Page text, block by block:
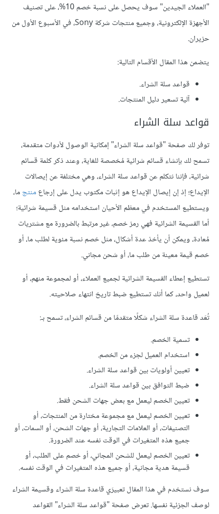
"العملاء الجيدين" سوف يحصل على نسبة خصم 10%، على تصنيف
الأجهزة الإلكترونية، وجميع منتجات شركة Sony، في الأسبوع الأول من
حزيران.
يتضمن هذا المقال الأقسام التالية:
قواعد سلة الشراء.
آلية تسعير دليل المنتجات.
قواعد سلة الشراء
توفر لك صفحة "قواعد سلة الشراء" إمكانية الوصول لأدوات متقدمة،
تسمح لك بإنشاء قسائم شرائية مُخصصة للغاية، وعند ذكر كلمة قسائم
شرائية، فإننا نتكلم عن قواعد سلة الشراء، وهي مختلفة عن إيصالات
الإيداع؛ إذ إن إيصال الإيداع هو إثبات مكتوب يدل على إرجاعمنتجما،
ويستطيع المستخدم في معظم الأحيان استخدامه مثل قسيمة شرائية؛
أما القسيمة الشرائية فهي رمز خصم، غير مرتبط بالضرورة مع مشتريات
مُعادة، ويمكن أن يأخذ عدة أشكال، مثل خصم نسبة مئوية لطلب ما، أو
خصم قيمة معينة من طلب ما، أو شحن مجاني.
تستطيع إعطاء القسيمة الشرائية لجميع العملاء، أو لمجموعة منهم، أو
لعميل واحد، كما أنك تستطيع ضبط تاريخ انتهاء صلاحيته.
تُعَد قاعدة سلة الشراء شكلًا متقدمًا من قسائم الشراء، تسمح بـ:
تسمية الخصم.
استخدام العميل لجزء من الخصم.
تعيين أولويات بين قواعد سلة الشراء.
ضبط التوافق بين قواعد سلة الشراء.
تعيين الخصم ليعمل مع بعض جهات الشحن فقط.
تعيين الخصم ليعمل مع مجموعة مختارة من المنتجات، أو
التصنيفات، أو العلامات التجارية، أو جهات الشحن، أو السمات، أو
جميع هذه المتغيرات في الوقت نفسه عند الضرورة.
تعيين الخصم ليعمل للشحن المجاني، أو خصم على الطلب، أو
قسيمة هدية مجانية، أو جميع هذه المتغيرات في الوقت نفسه.
سوف نستخدم في هذا المقال تعبيرَي قاعدة سلة الشراء وقسيمة الشراء
لوصف الجزئية نفسها. تعرض صفحة "قواعد سلة الشراء" القواعد